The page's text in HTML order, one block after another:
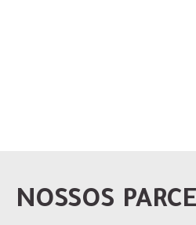
NOSSOS